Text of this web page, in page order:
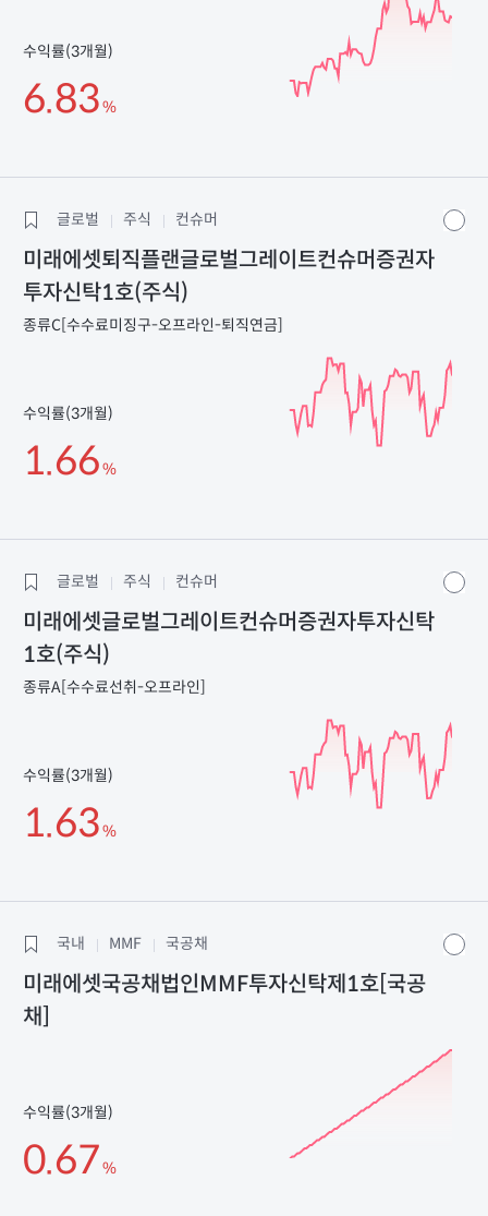
수익률(3개월)
6.83%
글로벌 주식 컨슈머
미래에셋퇴직플랜글로벌그레이트컨슈머증권자
투자신탁1호(주식)
종류C[수수료미징구-오프라인-퇴직연금]
수익률(3개월)
1.66%
글로벌 주식 컨슈머
미래에셋글로벌그레이트컨슈머증권자투자신탁
1호(주식)
종류A[수수료선취-오프라인]
수익률(3개월)
1.63%
국내 MMF 국공채
미래에셋국공채법인MMF투자신탁제1호[국공
채]
수익률(3개월)
0.67%